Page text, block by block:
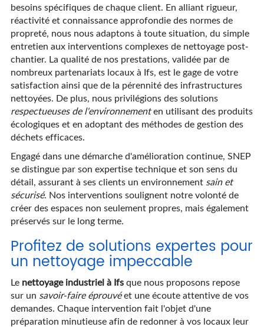
besoins spécifiques de chaque client. En alliant rigueur,
réactivité et connaissance approfondie des normes de
propreté, nous nous adaptons à toute situation, du simple
entretien aux interventions complexes de nettoyage post-
chantier. La qualité de nos prestations, validée par de
nombreux partenariats locaux à Ifs, est le gage de votre
satisfaction ainsi que de la pérennité des infrastructures
nettoyées. De plus, nous privilégions des solutions
respectueuses de l'environnementen utilisant des produits
écologiques et en adoptant des méthodes de gestion des
déchets efficaces.
Engagé dans une démarche d'amélioration continue, SNEP
se distingue par son expertise technique et son sens du
détail, assurant à ses clients un environnement sain et
sécurisé. Nos interventions soulignent notre volonté de
créer des espaces non seulement propres, mais également
préservés sur le long terme.
Profitez de solutions expertes pour
un nettoyage impeccable
Le nettoyage industriel à Ifsque nous proposons repose
sur un savoir-faire éprouvéet une écoute attentive de vos
demandes. Chaque intervention fait l'objet d'une
préparation minutieuse afin de redonner à vos locaux leur